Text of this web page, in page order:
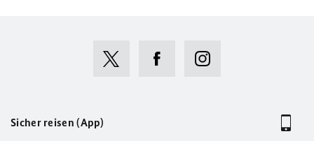
Sicher reisen (App)